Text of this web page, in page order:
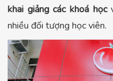
khai giảng các khoá học
nhiều đối tượng học viên.